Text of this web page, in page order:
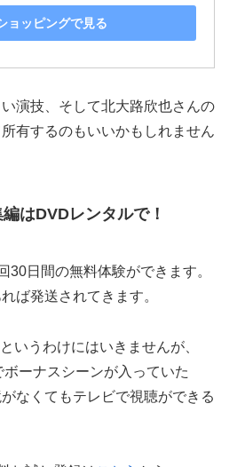
ョッピングで見る
演技、そして北大路欣也さんの
有するのもいいかもしれません
はDVDレンタルで！
30日間の無料体験ができます。
ば発送されてきます。
いうわけにはいきませんが、
ーナスシーンが入っていた
なくてもテレビで視聴ができる